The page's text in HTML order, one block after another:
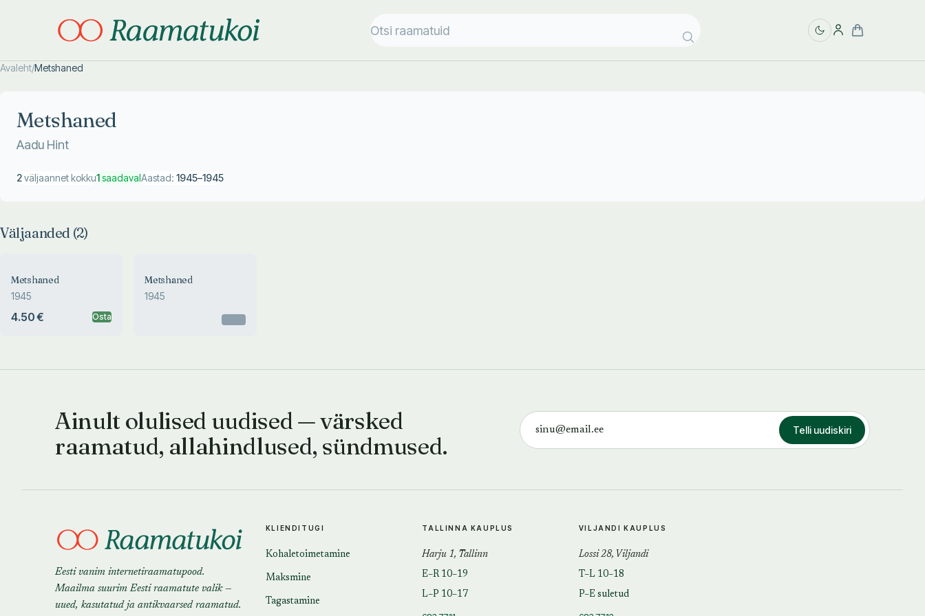
Avaleht/Metshaned
Metshaned
Aadu Hint
2väljaannet kokku1saadavalAastad: 1945–1945
Väljaanded (2)
Metshaned
1945
4.50 € Osta
Metshaned
1945
Ainult olulised uudised — värsked
raamatud, allahindlused, sündmused.
Telli uudiskiri
Eesti vanim internetiraamatupood.
Maailma suurim Eesti raamatute valik —
uued, kasutatud ja antikvaarsed raamatud.
KLIENDITUGI
Kohaletoimetamine
Maksmine
Tagastamine
TALLINNA KAUPLUS
Harju 1, Tallinn
E–R 10–19
L–P 10–17
VILJANDI KAUPLUS
Lossi 28, Viljandi
T–L 10–18
P–E suletud